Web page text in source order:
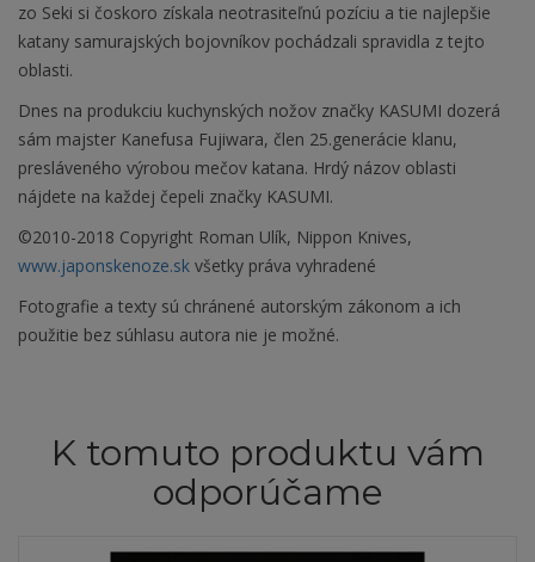
zo Seki si čoskoro získala neotrasiteľnú pozíciu a tie najlepšie
katany samurajských bojovníkov pochádzali spravidla z tejto
oblasti.
Dnes na produkciu kuchynských nožov značky KASUMI dozerá
sám majster Kanefusa Fujiwara, člen 25.generácie klanu,
presláveného výrobou mečov katana. Hrdý názov oblasti
nájdete na každej čepeli značky KASUMI.
©2010-2018 Copyright Roman Ulík, Nippon Knives,
www.japonskenoze.sk všetky práva vyhradené
Fotografie a texty sú chránené autorským zákonom a ich
použitie bez súhlasu autora nie je možné.
K tomuto produktu vám
odporúčame